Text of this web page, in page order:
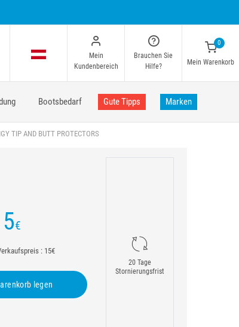
Mein
Kundenbereich
Brauchen Sie
Hilfe?
0
Mein Warenkorb
Bootsbedarf Gute Tipps Marken
TIP AND BUTT PROTECTORS
€
: 15€
legen
20 Tage
Stornierungsfrist